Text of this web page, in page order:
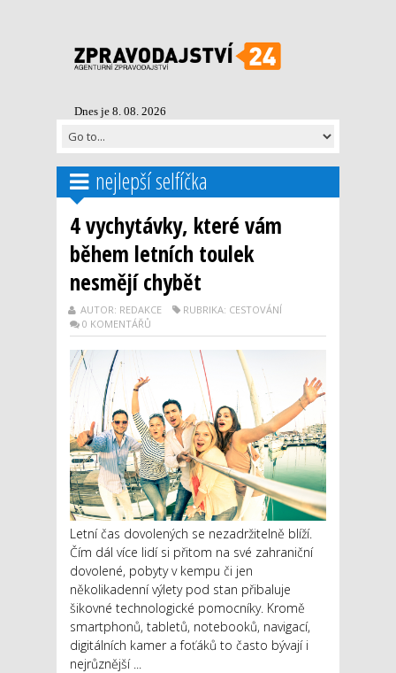
Dnes je 8. 08. 2026
nejlepší selfíčka
4 vychytávky, které vám
během letních toulek
nesmějí chybět
AUTOR: REDAKCE
RUBRIKA: CESTOVÁNÍ
0 KOMENTÁŘŮ
Letní čas dovolených se nezadržitelně blíží.
Čím dál více lidí si přitom na své zahraniční
dovolené, pobyty v kempu či jen
několikadenní výlety pod stan přibaluje
šikovné technologické pomocníky. Kromě
smartphonů, tabletů, notebooků, navigací,
digitálních kamer a foťáků to často bývají i
nejrůznější ...